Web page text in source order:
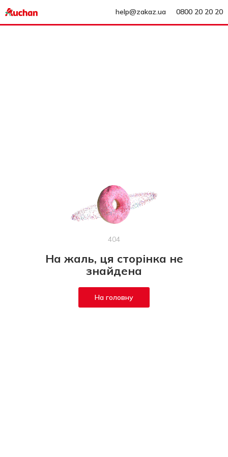
help@zakaz.ua 0800 20 20 20
404
На жаль, ця сторінка не
знайдена
На головну